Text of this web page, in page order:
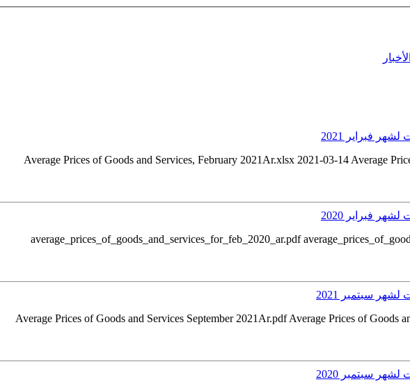
الأخبار
فبراير 2021
Average Prices of Goods and Services, February 2021Ar.xlsx 2021-03-14 Average
فبراير 2020
average_prices_of_goods_and_services_for_feb_2020_ar.pdf
سبتمبر 2021
Average Prices of Goods and Services September 2021Ar.pdf Average Prices of Goods
سبتمبر 2020